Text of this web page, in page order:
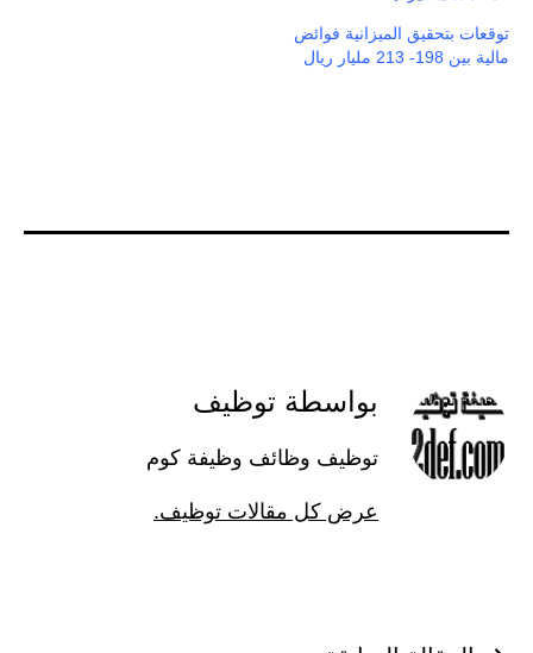
توقعات بتحقيق الميزانية فوائض
مالية بين 198- 213 مليار ريال
بواسطة توظيف
توظيف وظائف وظيفة كوم
عرض كل مقالات توظيف.